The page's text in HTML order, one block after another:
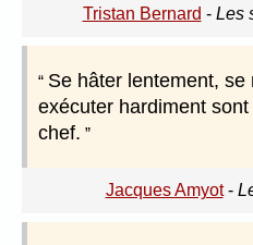
Tristan Bernard - Les
Se hâter lentement,
exécuter hardiment
chef.
Jacques Amyot-